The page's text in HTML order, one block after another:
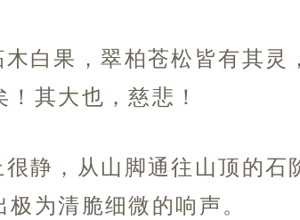
白果，翠柏苍松皆有其灵
其大也，慈悲！
静，从山脚通往山顶的石
为清脆细微的响声。